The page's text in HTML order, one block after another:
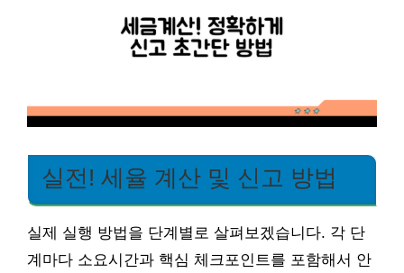
실전! 세율 계산 및 신고 방법
실제 실행 방법을 단계별로 살펴보겠습니다. 각 단
계마다 소요시간과 핵심 체크포인트를 포함해서 안